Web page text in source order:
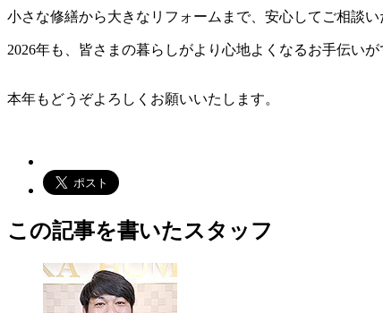
小さな修繕から大きなリフォームまで、安心してご相談
2026年も、皆さまの暮らしがより心地よくなるお手伝いが
本年もどうぞよろしくお願いいたします。
この記事を書いたスタッフ